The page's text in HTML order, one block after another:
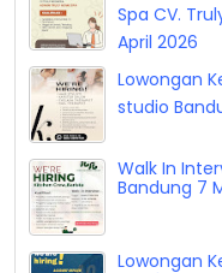
Spa CV.
April 2026
Lowongan
studio
Walk In
Bandung 7
Lowongan